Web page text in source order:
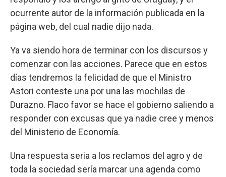
ocurrente autor de la información publicada en la
página web, del cual nadie dijo nada.
Ya va siendo hora de terminar con los discursos y
comenzar con las acciones. Parece que en estos
días tendremos la felicidad de que el Ministro
Astori conteste una por una las mochilas de
Durazno. Flaco favor se hace el gobierno saliendo a
responder con excusas que ya nadie cree y menos
del Ministerio de Economía.
Una respuesta seria a los reclamos del agro y de
toda la sociedad sería marcar una agenda como